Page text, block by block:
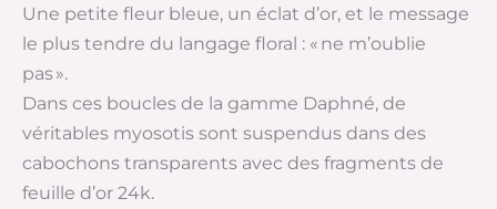
Une petite fleur bleue, un éclat d’or, et le message
le plus tendre du langage floral : « ne m’oublie
pas ».
Dans ces boucles de la gamme Daphné, de
véritables myosotis sont suspendus dans des
cabochons transparents avec des fragments de
feuille d’or 24k.